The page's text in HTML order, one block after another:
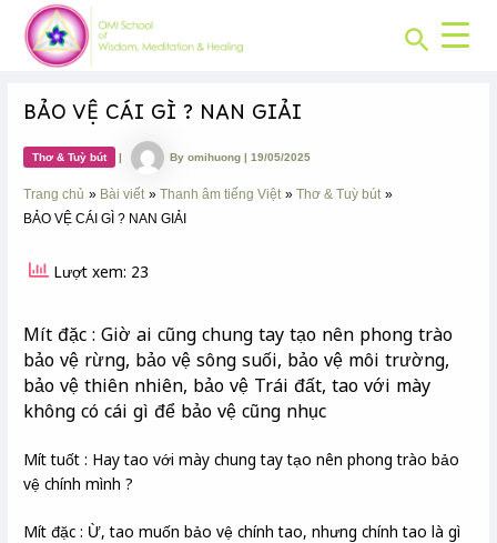
content
Search
BẢO VỆ CÁI GÌ ? NAN GIẢI
Thơ & Tuỳ bút | Byomihuong|19/05/2025
Trang chủ Bài viết Thanh âm tiếng Việt
Thơ & Tuỳ bút
BẢO VỆ CÁI GÌ ? NAN GIẢI
Lượt xem: 23
Mít đặc : Giờ ai cũng chung tay tạo nên phong trào
bảo vệ rừng, bảo vệ sông suối, bảo vệ môi trường,
bảo vệ thiên nhiên, bảo vệ Trái đất, tao với mày
không có cái gì để bảo vệ cũng nhục
Mít tuốt : Hay tao với mày chung tay tạo nên phong trào bảo
vệ chính mình ?
Mít đặc : Ừ, tao muốn bảo vệ chính tao, nhưng chính tao là gì
Post
navigation
CHUYÊN
MỤC: